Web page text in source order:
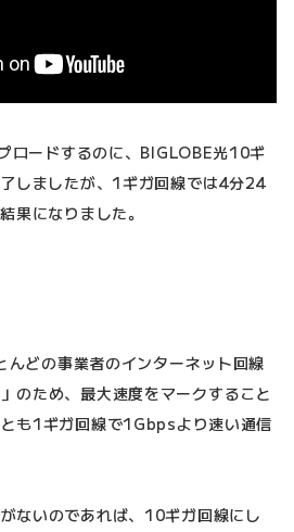
ロードするのに、BIGLOBE光10ギ
しましたが、1ギガ回線では4分24
果になりました。
んどの事業者のインターネット回線
のため、最大速度をマークすること
も1ギガ回線で1Gbpsより速い通信
ないのであれば、10ギガ回線にし